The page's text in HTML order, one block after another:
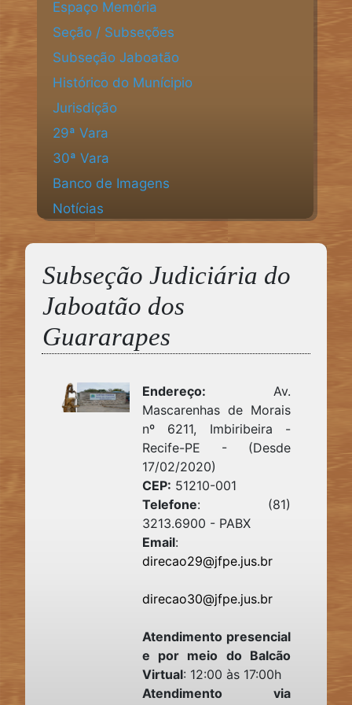
Espaço Memória
Seção / Subseções
Subseção Jaboatão
Histórico do Munícipio
Jurisdição
29ª Vara
30ª Vara
Banco de Imagens
Notícias
Subseção Judiciária do
Jaboatão dos
Guararapes
Endereço: Av.
Mascarenhas de Morais
nº 6211, Imbiribeira -
Recife-PE - (Desde
17/02/2020)
CEP: 51210-001
Telefone: (81)
3213.6900 - PABX
Email:
direcao29@jfpe.jus.br
direcao30@jfpe.jus.br
Atendimento presencial
e por meio do Balcão
Virtual: 12:00 às 17:00h
Atendimento via